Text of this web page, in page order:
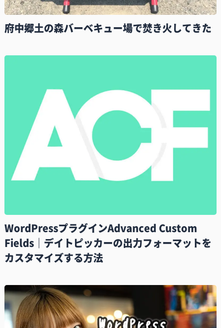
府中郷土の森バーベキュー場で焚き火してきた
WordPressプラグインAdvanced Custom
Fields｜デイトピッカーの出力フォーマットを
カスタマイズする方法